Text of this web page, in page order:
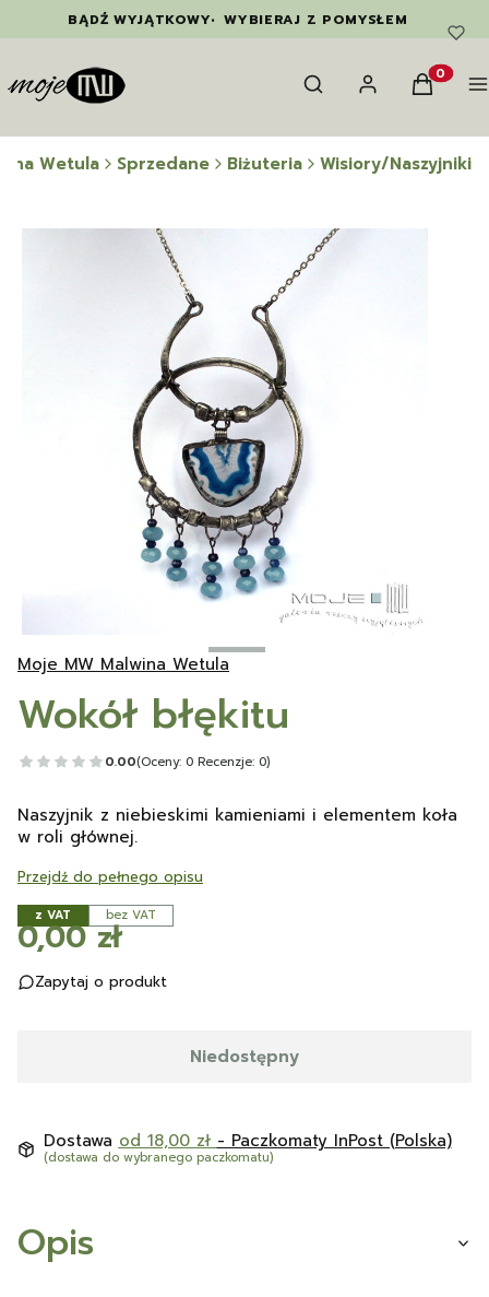
BĄDŹ WYJĄTKOWY• WYBIERAJ Z POMYSŁEM
Otwórz wyszukiwarkę
Szukaj Zaloguj sięKoszyk
Wetula Sprzedane Biżuteria Wisiory/Naszyjniki
Moje MW Malwina Wetula
Wokół błękitu
0.00(Oceny: 0 Recenzje: 0)
Naszyjnik z niebieskimi kamieniami i elementem koła
w roli głównej.
Przejdź do pełnego opisu
z VAT bez VAT
Cena
0,00 zł
Zapytaj o produkt
Niedostępny
Dostawa od 18,00 zł - Paczkomaty InPost (Polska)
(dostawa do wybranego paczkomatu)
Opis